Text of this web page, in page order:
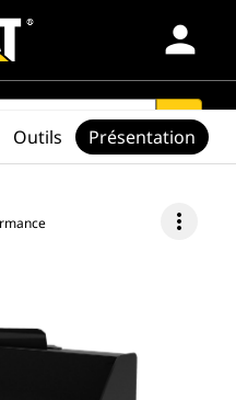
person
search
more_vert
Outils Présentation